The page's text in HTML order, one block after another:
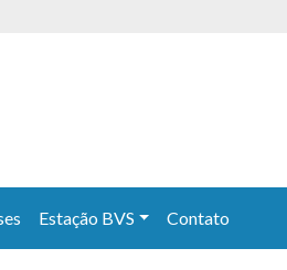
Estação BVS Contato